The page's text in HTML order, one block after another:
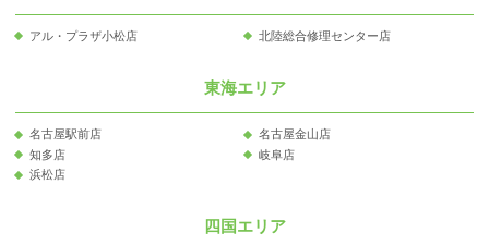
アル・プラザ小松店 北陸総合修理センター店
東海エリア
名古屋駅前店
名古屋金山店
知多店
岐阜店
浜松店
四国エリア